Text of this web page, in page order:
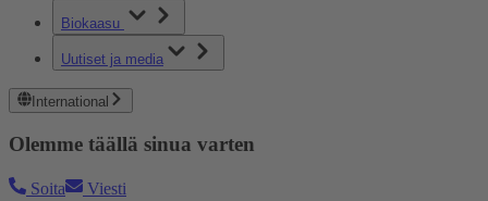
Biokaasu
Uutiset ja media
International
Olemme täällä sinua varten
Soita Viesti